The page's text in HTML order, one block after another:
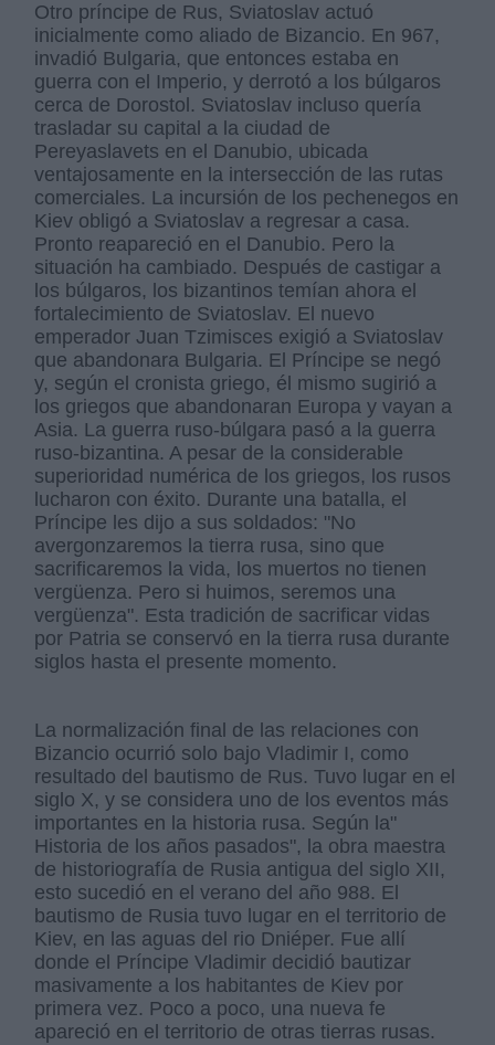
Otro príncipe de Rus, Sviatoslav actuó
inicialmente como aliado de Bizancio. En 967,
invadió Bulgaria, que entonces estaba en
guerra con el Imperio, y derrotó a los búlgaros
cerca de Dorostol. Sviatoslav incluso quería
trasladar su capital a la ciudad de
Pereyaslavets en el Danubio, ubicada
ventajosamente en la intersección de las rutas
comerciales. La incursión de los pechenegos en
Kiev obligó a Sviatoslav a regresar a casa.
Pronto reapareció en el Danubio. Pero la
situación ha cambiado. Después de castigar a
los búlgaros, los bizantinos temían ahora el
fortalecimiento de Sviatoslav. El nuevo
emperador Juan Tzimisces exigió a Sviatoslav
que abandonara Bulgaria. El Príncipe se negó
y, según el cronista griego, él mismo sugirió a
los griegos que abandonaran Europa y vayan a
Asia. La guerra ruso-búlgara pasó a la guerra
ruso-bizantina. A pesar de la considerable
superioridad numérica de los griegos, los rusos
lucharon con éxito. Durante una batalla, el
Príncipe les dijo a sus soldados: "No
avergonzaremos la tierra rusa, sino que
sacrificaremos la vida, los muertos no tienen
vergüenza. Pero si huimos, seremos una
vergüenza". Esta tradición de sacrificar vidas
por Patria se conservó en la tierra rusa durante
siglos hasta el presente momento.
La normalización final de las relaciones con
Bizancio ocurrió solo bajo Vladimir I, como
resultado del bautismo de Rus. Tuvo lugar en el
siglo X, y se considera uno de los eventos más
importantes en la historia rusa. Según la"
Historia de los años pasados", la obra maestra
de historiografía de Rusia antigua del siglo XII,
esto sucedió en el verano del año 988. El
bautismo de Rusia tuvo lugar en el territorio de
Kiev, en las aguas del rio Dniéper. Fue allí
donde el Príncipe Vladimir decidió bautizar
masivamente a los habitantes de Kiev por
primera vez. Poco a poco, una nueva fe
apareció en el territorio de otras tierras rusas.